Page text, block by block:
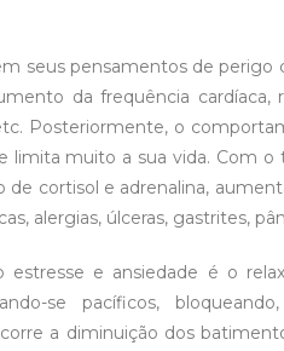
seus pensamentos de perigo
da frequência cardíaca,
Posteriormente, o
limita muito a sua vida. Com
cortisol e adrenalina,
alergias, úlceras, gastrites,
e ansiedade é o
se pacíficos,
a diminuição dos